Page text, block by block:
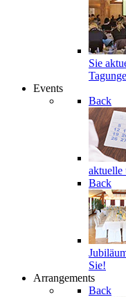
Sie
Events
Back
aktuelle
Back
Sie!
Arrangements
Back